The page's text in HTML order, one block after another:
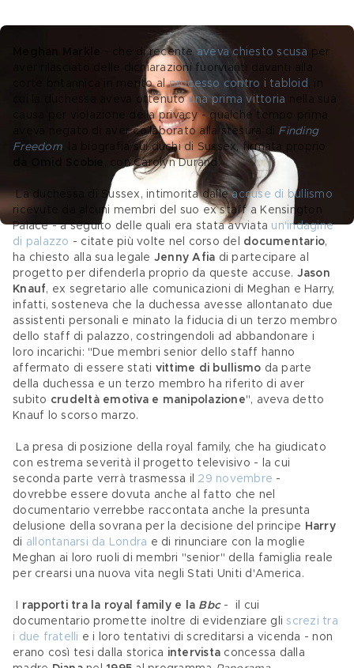
- che di recente aveva chiesto scusa per
aver rilasciato delle dichiarazioni fuorvianti
davanti alla
corte britannica in merito al processo contro i tabloid
cui la duchessa aveva ottenuto una prima vittoria
causa per violazione della privacy - qualche tempo prima
aveva negato di aver collaborato alla stesura di Finding
Freedom, la biografia sui duchi di Sussex, firmata proprio
, con Carolyn Durand.
La duchessa di Sussex, intimorita dalle accuse di bullismo
ricevute da alcuni membri del suo ex staff a Kensington
Palace - a seguito delle quali era stata avviata un'indagine
di palazzo - citate più volte nel corso del documentario,
ha chiesto alla sua legale Jenny Afia di partecipare al
progetto per difenderla proprio da queste accuse. Jason
Knauf, ex segretario alle comunicazioni di Meghan e Harry,
infatti, sosteneva che la duchessa avesse allontanato due
assistenti personali e minato la fiducia di un terzo membro
dello staff di palazzo, costringendoli ad abbandonare i
loro incarichi: "Due membri senior dello staff hanno
affermato di essere stati vittime di bullismo da parte
della duchessa e un terzo membro ha riferito di aver
subito crudeltà emotiva e manipolazione", aveva detto
Knauf lo scorso marzo.
con estrema severità il progetto televisivo - la cui
seconda parte verrà trasmessa il 29 novembre -
dovrebbe essere dovuta anche al fatto che nel
documentario verrebbe raccontata anche la presunta
delusione della sovrana per la decisione del principe Harry
di allontanarsi da Londra e di rinunciare con la moglie
Meghan ai loro ruoli di membri "senior" della famiglia reale
per crearsi una nuova vita negli Stati Uniti d'America.
rapporti tra la royal family e la Bbc -  il cui
documentario promette inoltre di evidenziare gli screzi tra
i due fratelli e i loro tentativi di screditarsi a vicenda - non
erano così tesi dalla storica intervista concessa dalla